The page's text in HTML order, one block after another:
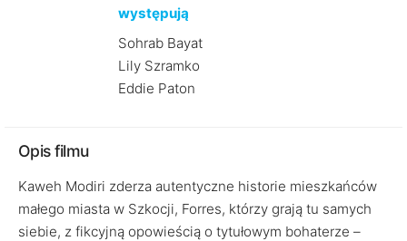
występują
Sohrab Bayat
Lily Szramko
Eddie Paton
Opis filmu
Kaweh Modiri zderza autentyczne historie mieszkańców
małego miasta w Szkocji, Forres, którzy grają tu samych
siebie, z fikcyjną opowieścią o tytułowym bohaterze –